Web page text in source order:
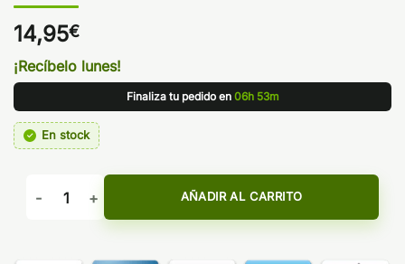
14,95€
¡Recíbelo lunes!
Finaliza tu pedido en 06h 53m
En stock
Aroma Strawberry Lemon Lime Ice 24ml Longfill - Juice
AÑADIR AL CARRITO